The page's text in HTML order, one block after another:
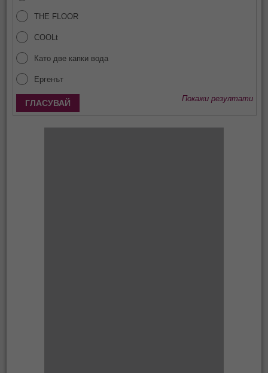
THE FLOOR
COOLt
Като две капки вода
Ергенът
Покажи резултати